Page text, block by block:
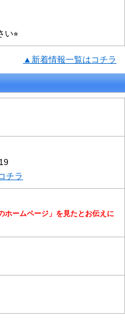
い⭐︎
▲新着情報一覧はコチラ
チラ
ームページ」を見たとお伝えに